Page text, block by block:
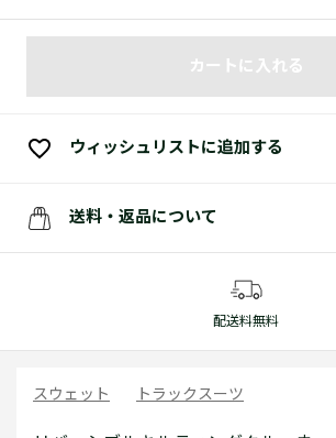
カートに入れる
ウィッシュリストに追加する
送料・返品について
配送料無料
スウェット トラックスーツ